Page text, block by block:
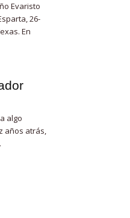
Evaristo
26-
En
algo
años atrás,